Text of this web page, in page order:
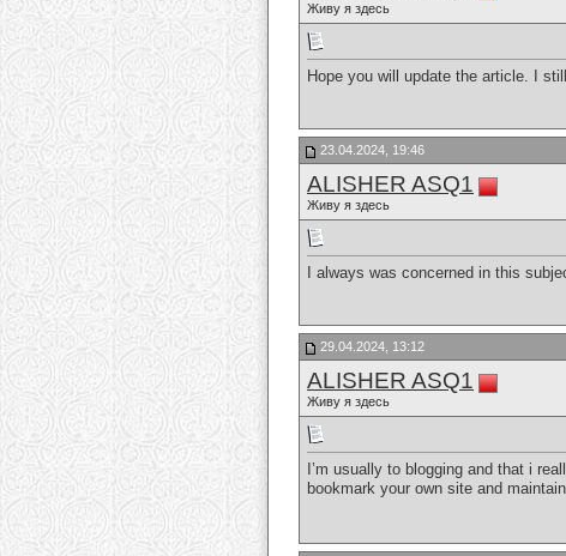
Живу я здесь
Hope you will update the article. I
23.04.2024, 19:46
ALISHER ASQ1
Живу я здесь
I always was concerned in this
29.04.2024, 13:12
ALISHER ASQ1
Живу я здесь
I’m usually to blogging and that i
bookmark your own site and